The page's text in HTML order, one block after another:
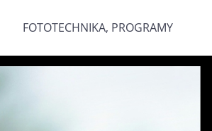
FOTOTECHNIKA, PROGRAMY